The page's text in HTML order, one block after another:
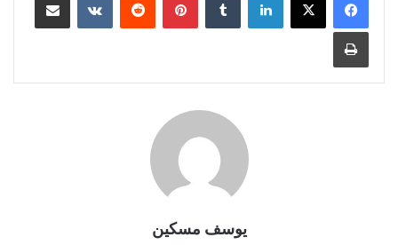
طباعة
يوسف مسكين